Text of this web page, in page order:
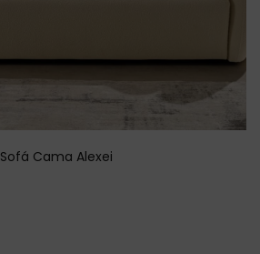
Sofá Cama Alexei